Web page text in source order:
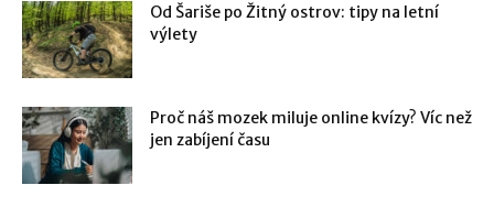
Od Šariše po Žitný ostrov: tipy na letní
výlety
Proč náš mozek miluje online kvízy? Víc než
jen zabíjení času